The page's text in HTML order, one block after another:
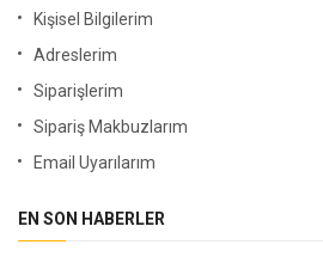
Kişisel Bilgilerim
Adreslerim
Siparişlerim
Sipariş Makbuzlarım
Email Uyarılarım
EN SON HABERLER